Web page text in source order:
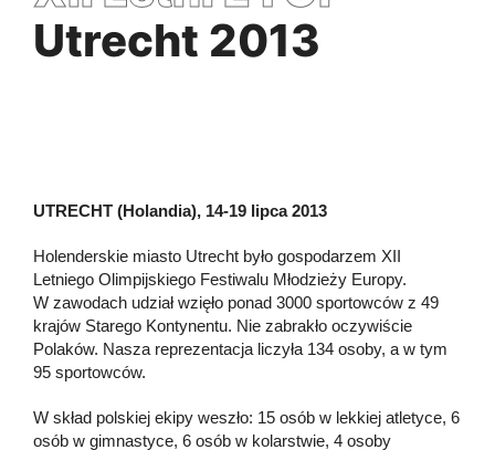
Utrecht 2013
UTRECHT (Holandia), 14-19 lipca 2013
Holenderskie miasto Utrecht było gospodarzem XII
Letniego Olimpijskiego Festiwalu Młodzieży Europy.
W zawodach udział wzięło ponad 3000 sportowców z 49
krajów Starego Kontynentu. Nie zabrakło oczywiście
Polaków. Nasza reprezentacja liczyła 134 osoby, a w tym
95 sportowców.
W skład polskiej ekipy weszło: 15 osób w lekkiej atletyce, 6
osób w gimnastyce, 6 osób w kolarstwie, 4 osoby